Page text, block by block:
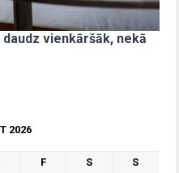
vienkāršāk, nekā
2026
F S S